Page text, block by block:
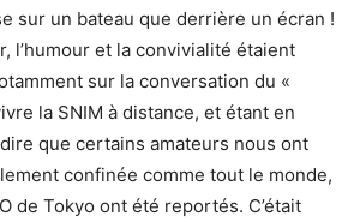
sur un bateau que derrière un écran !
l’humour et la convivialité étaient
sur la conversation du «
la SNIM à distance, et étant en
que certains amateurs nous ont
confinée comme tout le monde,
de Tokyo ont été reportés. C’était